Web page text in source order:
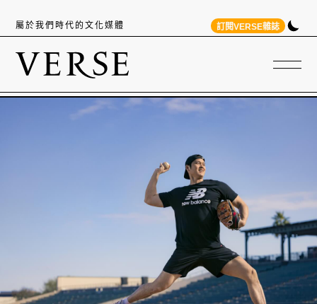
屬於我們時代的文化媒體 訂閱VERSE雜誌